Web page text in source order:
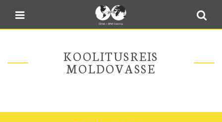
Sulge menüü
Blogi
E-pood
Minu BPW
KOOLITUSREIS
MOLDOVASSE